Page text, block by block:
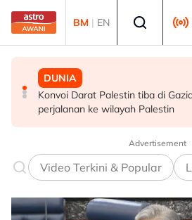
Skip to main content
BM | EN
DUNIA
Konvoi Darat Palestin tiba di
perjalanan ke wilayah Palestin
MALAYSIA
Siasatan segera tragedi renjatan
polis - Saifuddin Nasution
BISNES
Bursa Malaysia dibuka rendah,
semalaman Wall Street
Advertisement
Video Terkini & Popular